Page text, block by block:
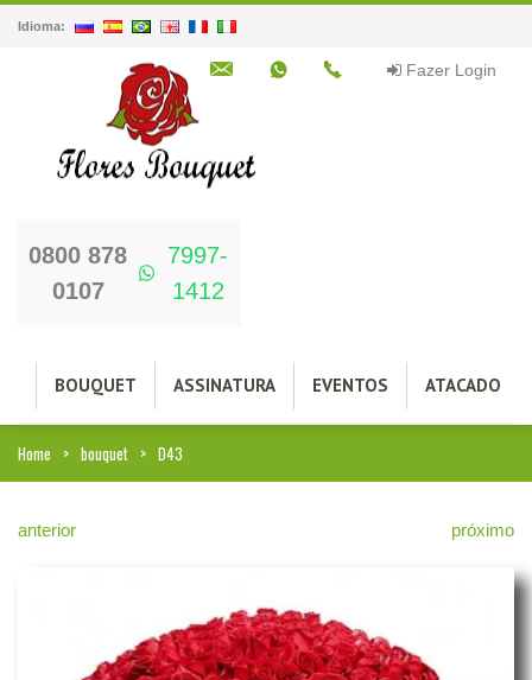
Idioma:
Fazer Login
0800 878
0107
7997-
1412
BOUQUET ASSINATURA EVENTOS ATACADO
Home bouquet D43
anterior próximo